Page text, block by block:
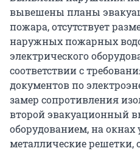
вывешены планы
пожара, отсутствует
наружных пожарных
электрического
соответствии с
документов по
замер сопротивления
второй эвакуационный
оборудованием, на окнах
металлические решетки,